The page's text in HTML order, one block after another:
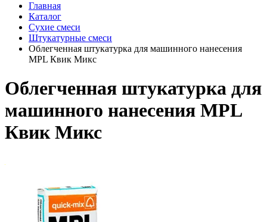
Главная
Каталог
Сухие смеси
Штукатурные смеси
Облегченная штукатурка для машинного нанесения
MPL Квик Микс
Облегченная штукатурка для
машинного нанесения MPL
Квик Микс